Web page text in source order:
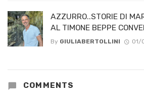
AZZURRO..STORIE DI
AL TIMONE BEPPE
By GIULIABERTOLLINI 01/
COMMENTS